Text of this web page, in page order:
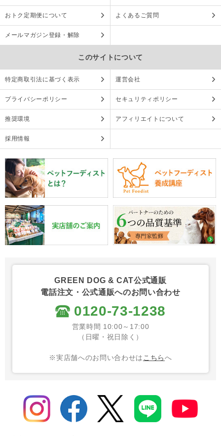
おトク定期便について よくあるご質問
メールマガジン登録・解除
このサイトについて
特定商取引法に基づく表示 運営会社
プライバシーポリシー セキュリティポリシー
推奨環境 アフィリエイトについて
採用情報
GREEN DOG & CAT公式通販
電話注文・公式通販へのお問い合わせ
0120-73-1238
営業時間 10:00～17:00
（日曜・祝日除く）
※実店舗へのお問い合わせは こちらへ